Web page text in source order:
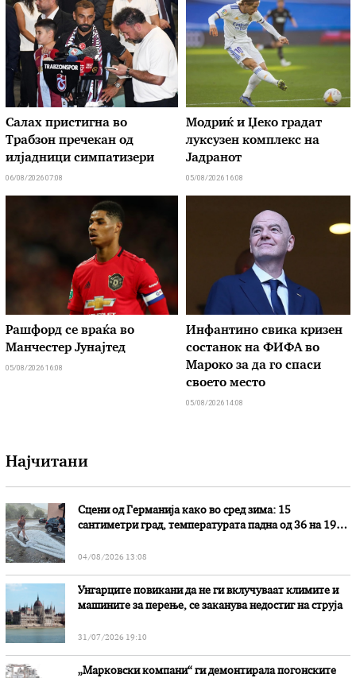
Салах пристигна во
Трабзон пречекан од
илјадници симпатизери
06/08/2026 07:08
Модриќ и Џеко градат
луксузен комплекс на
Јадранот
05/08/2026 16:08
Рашфорд се враќа во
Манчестер Јунајтед
05/08/2026 16:08
Инфантино свика кризен
состанок на ФИФА во
Мароко за да го спаси
своето место
05/08/2026 14:08
Најчитани
Сцени од Германија како во сред зима: 15
сантиметри град, температурата падна од 36 на 19
04/08/2026 13:08
Унгарците повикани да не ги вклучуваат климите и
машините за перење, се заканува недостиг на струја
31/07/2026 19:10
„Марковски компани“ ги демонтирала погонските